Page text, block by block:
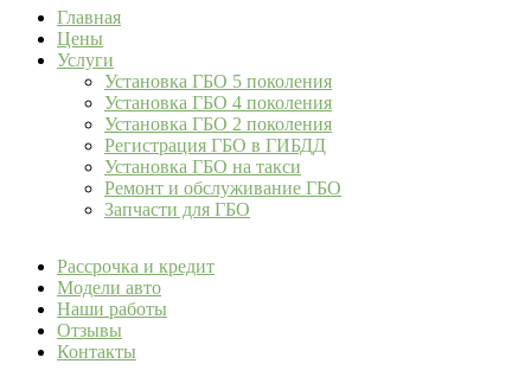
Главная
Цены
Услуги
Установка ГБО 5 поколения
Установка ГБО 4 поколения
Установка ГБО 2 поколения
Регистрация ГБО в ГИБДД
Установка ГБО на такси
Ремонт и обслуживание ГБО
Запчасти для ГБО
Рассрочка и кредит
Модели авто
Наши работы
Отзывы
Контакты